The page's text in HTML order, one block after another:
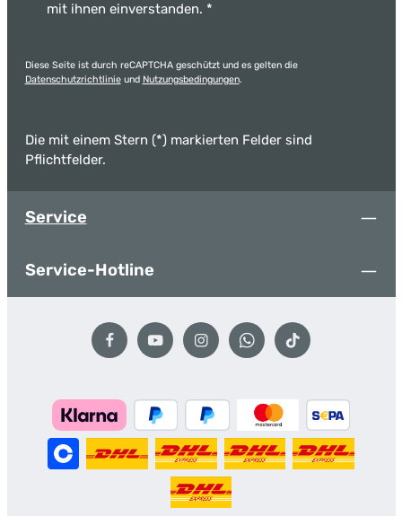
mit ihnen einverstanden. *
Diese Seite ist durch reCAPTCHA geschützt und es gelten die
Datenschutzrichtlinieund Nutzungsbedingungen.
Die mit einem Stern (*) markierten Felder sind
Pflichtfelder.
Service
Service-Hotline